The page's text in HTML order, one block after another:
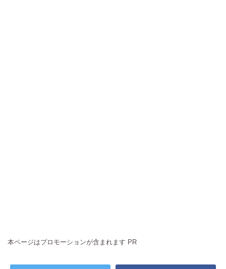
本ページはプロモーションが含まれます PR